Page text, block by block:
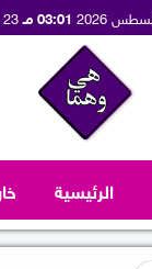
03:01 مـ 23 صفر 1448
الرئيسية